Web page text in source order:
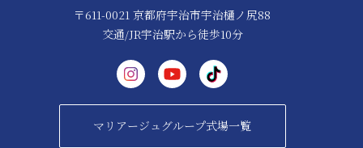
〒611-0021 京都府宇治市宇治樋ノ尻88
交通/JR宇治駅から徒歩10分
マリアージュグループ式場一覧